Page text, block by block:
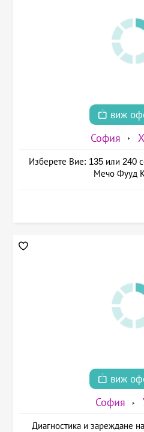
виж
София
Изберете Вие: 135 или 240
Мечо Фууд
виж
София
Диагностика и зареждане